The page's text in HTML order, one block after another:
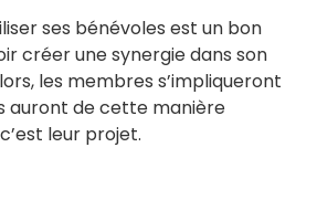
ses bénévoles est un bon
créer une synergie dans son
les membres s’impliqueront
auront de cette manière
leur projet.